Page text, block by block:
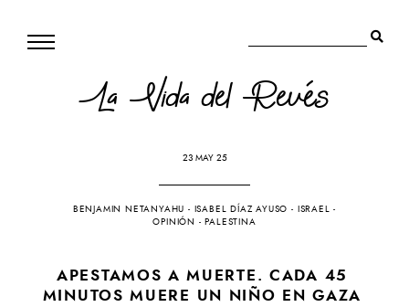
La Vida del Revés
23 MAY 25
BENJAMIN NETANYAHU - ISABEL DÍAZ AYUSO - ISRAEL -
OPINIÓN -PALESTINA
APESTAMOS A MUERTE. CADA 45
MINUTOS MUERE UN NIÑO EN GAZA